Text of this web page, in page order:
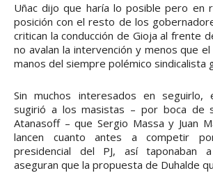
Uñac dijo que haría lo posible pero en
posición con el resto de los
critican la conducción de Gioja al frente
no avalan la intervención y menos que
manos del siempre polémico sindicalista
Sin muchos interesados en seguirlo,
sugirió a los masistas – por boca de
Atanasoff – que Sergio Massa y Juan
lancen cuanto antes a competir
presidencial del PJ, así taponaban
aseguran que la propuesta de Duhalde